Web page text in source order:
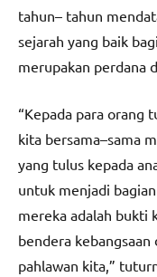
tahun– tahun
sejarah yang baik
merupakan perdana
“Kepada para orang
kita bersama–sama
yang tulus kepada
untuk menjadi
mereka adalah bukti
bendera
pahlawan kita,”